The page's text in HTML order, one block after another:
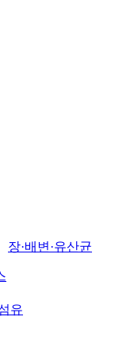
장·배변·유산균
유